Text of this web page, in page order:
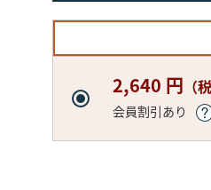
2,640 円 （
会員割引あり